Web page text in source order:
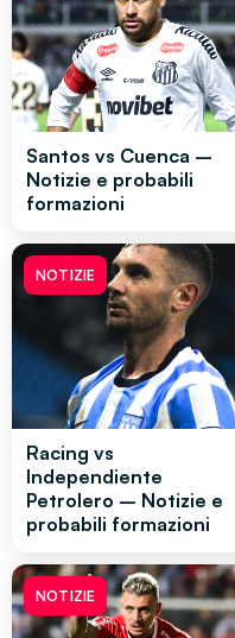
Santos vs Cuenca –
Notizie e probabili
formazioni
NOTIZIE
Racing vs
Independiente
Petrolero – Notizie e
probabili formazioni
NOTIZIE